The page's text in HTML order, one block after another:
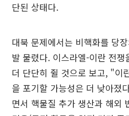
단된 상태다.
대북 문제에서는 비핵화를 당
발 물렸다. 이스라엘-이란 전
더 단단히 쥘 것으로 보고, "이
을 포기할 가능성은 더 낮아졌
면서 핵물질 추가 생산과 해외